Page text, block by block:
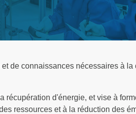
de connaissances nécessaires à
d'énergie, et vise à
ressources et à la réduction des